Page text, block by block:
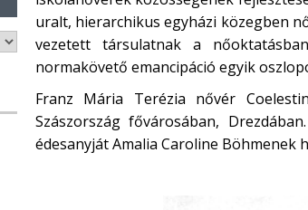
uralt, hierarchikus egyházi közegben
vezetett társulatnak a
normakövető emancipáció egyik
Franz Mária Terézia nővér
Szászország fővárosában,
édesanyját Amalia Caroline Böhmenek